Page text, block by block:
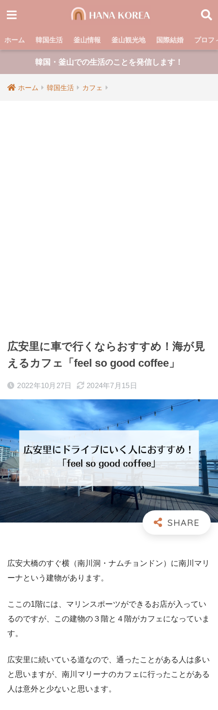
ホーム 韓国生活 釜山情報 釜山観光地 国際結婚 プロフ
韓国・釜山での生活のことを発信します！
ホーム 韓国生活 カフェ
広安里に車で行くならおすすめ！海が見
えるカフェ「feel so good coffee」
2022年10月27日 2024年7月15日
広安大橋のすぐ横（南川洞・ナムチョンドン）に南川マリ
ーナという建物があります。
ここの1階には、マリンスポーツができるお店が入ってい
るのですが、この建物の３階と４階がカフェになっていま
す。
広安里に続いている道なので、通ったことがある人は多い
と思いますが、南川マリーナのカフェに行ったことがある
人は意外と少ないと思います。